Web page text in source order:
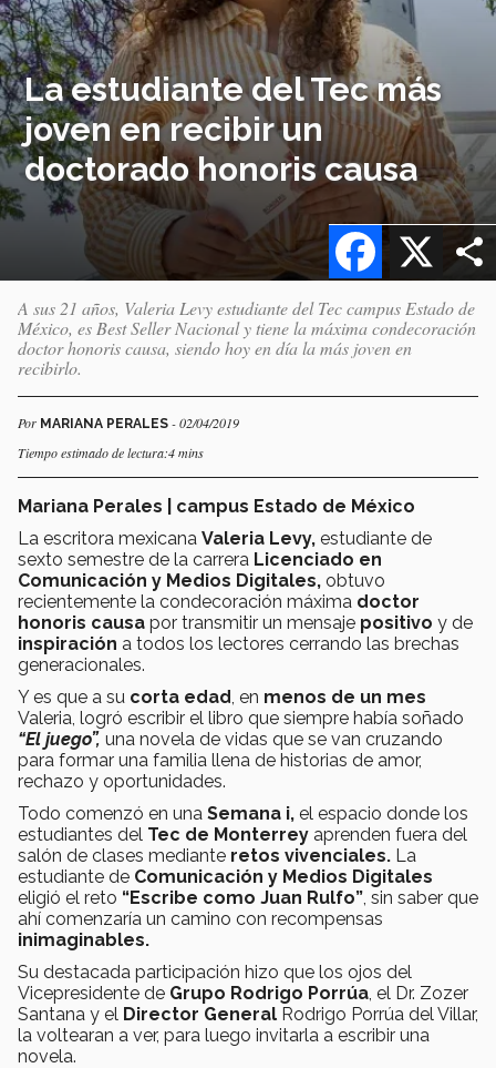
La estudiante del Tec más
joven en recibir un
doctorado honoris causa
X
Facebook
A sus 21 años, Valeria Levy estudiante del Tec campus Estado de
México, es Best Seller Nacional y tiene la máxima condecoración
doctor honoris causa, siendo hoy en día la más joven en
recibirlo.
Por MARIANA PERALES - 02/04/2019
Tiempo estimado de lectura:4 mins
Mariana Perales | campus Estado de México
La escritora mexicana Valeria Levy, estudiante de
sexto semestre de la carrera Licenciado en
Comunicación y Medios Digitales, obtuvo
recientemente la condecoración máxima doctor
honoris causa por transmitir un mensaje positivo y de
inspiración a todos los lectores cerrando las brechas
generacionales.
Y es que a su corta edad , en menos de un mes
Valeria, logró escribir el libro que siempre había soñado
“El juego”, una novela de vidas que se van cruzando
para formar una familia llena de historias de amor,
rechazo y oportunidades.
Todo comenzó en una Semana i, el espacio donde los
estudiantes del Tec de Monterrey aprenden fuera del
salón de clases mediante retos vivenciales. La
estudiante de Comunicación y Medios Digitales
eligió el reto “Escribe como Juan Rulfo” , sin saber que
ahí comenzaría un camino con recompensas
inimaginables.
Su destacada participación hizo que los ojos del
Vicepresidente de Grupo Rodrigo Porrúa , el Dr. Zozer
Santana y el Director General Rodrigo Porrúa del Villar,
la voltearan a ver, para luego invitarla a escribir una
novela.